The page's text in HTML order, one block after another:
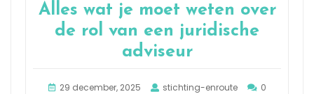
Alles wat je moet weten over
de rol van een juridische
adviseur
29 december, 2025 stichting-enroute
0